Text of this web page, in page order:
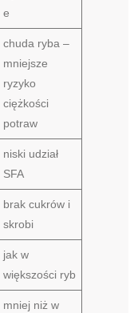
e
chuda ryba –
mniejsze
ryzyko
ciężkości
potraw
niski udział
SFA
brak cukrów i
skrobi
jak w
większości ryb
mniej niż w